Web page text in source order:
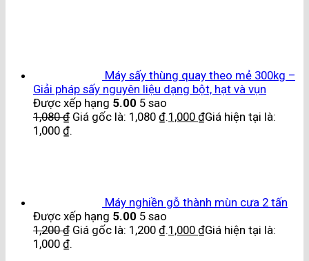
Máy sấy thùng quay theo mẻ 300kg –
Giải pháp sấy nguyên liệu dạng bột, hạt và vụn
Được xếp hạng 5.00 5 sao
1,080₫ Giá gốc là: 1,080 ₫.1,000 ₫Giá hiện tại là:
1,000 ₫.
Máy nghiền gỗ thành mùn cưa 2 tấn
Được xếp hạng 5.00 5 sao
1,200₫ Giá gốc là: 1,200 ₫.1,000 ₫Giá hiện tại là:
1,000 ₫.